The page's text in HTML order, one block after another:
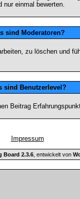
nur einmal bewerten.
sind Moderatoren?
zu löschen und
sind Benutzerlevel?
Beitrag
Impressum
Board 2.3.6, entwickelt von